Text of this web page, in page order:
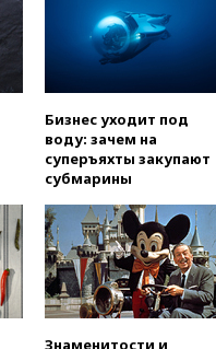
Бизнес уходит под
воду: зачем на
суперъяхты закупают
субмарины
Знаменитости и